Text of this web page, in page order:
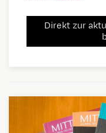
Direkt zur